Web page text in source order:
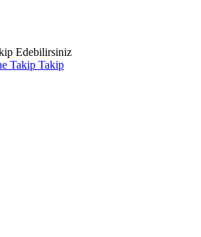
Edebilirsiniz
Takip Takip